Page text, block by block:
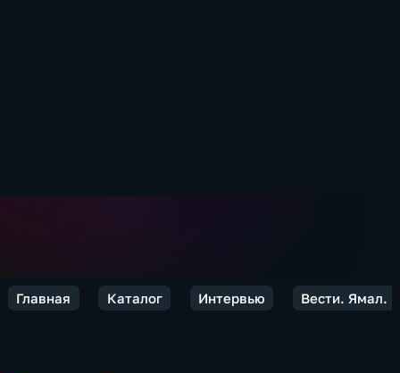
Главная Каталог Интервью Вести. Ямал.